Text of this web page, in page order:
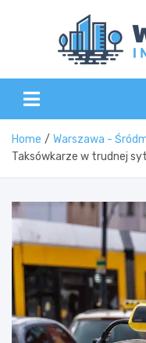
Home
Warszawa -
Taksówkarze w trudnej